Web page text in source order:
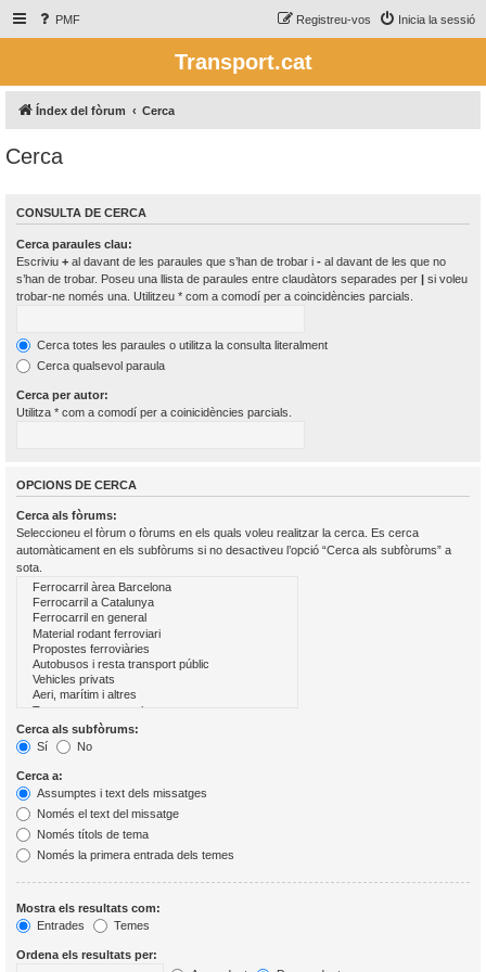
PMF Inicia la sessió
Registreu-vos
Transport.cat
Índex del fòrum Cerca
Cerca
CONSULTA DE CERCA
Cerca paraules clau:
Escriviu + al davant de les paraules que s’han de trobar i - al davant de les que no
s’han de trobar. Poseu una llista de paraules entre claudàtors separades per | si voleu
trobar-ne només una. Utilitzeu * com a comodí per a coincidències parcials.
Cerca totes les paraules o utilitza la consulta literalment
Cerca qualsevol paraula
Cerca per autor:
Utilitza * com a comodí per a coinicidències parcials.
OPCIONS DE CERCA
Cerca als fòrums:
Seleccioneu el fòrum o fòrums en els quals voleu realitzar la cerca. Es cerca
automàticament en els subfòrums si no desactiveu l’opció “Cerca als subfòrums” a
sota.
Cerca als subfòrums:
Sí
No
Cerca a:
Assumptes i text dels missatges
Només el text del missatge
Només títols de tema
Només la primera entrada dels temes
Mostra els resultats com:
Entrades
Temes
Ordena els resultats per: